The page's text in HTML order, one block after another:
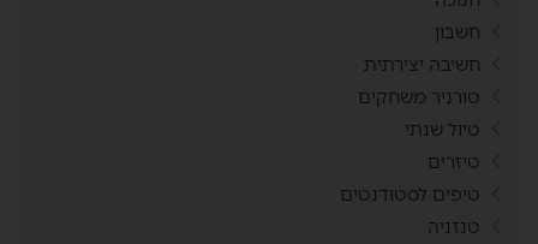
חשבון
חשיבה יצירתית
טורניר משחקים
טיול שנתי
טיזרים
טיפים לסטודנטים
טנזניה